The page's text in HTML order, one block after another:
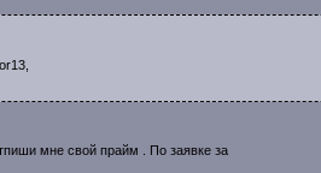
мне свой прайм . По заявке за